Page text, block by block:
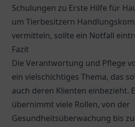
Schulungen zu Erste Hilfe für
um Tierbesitzern
vermitteln, sollte ein Notfall
Fazit
Die Verantwortung und Pflege
ein vielschichtiges Thema, das
auch deren Klienten einbezieht.
übernimmt viele Rollen, von der
Gesundheitsüberwachung bis